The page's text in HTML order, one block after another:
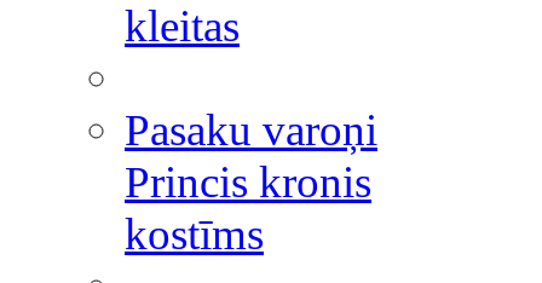
kleitas
Pasaku varoņi
Princis kronis
kostīms